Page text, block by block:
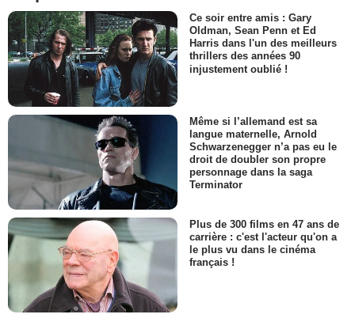
Ce soir entre amis : Gary
Oldman, Sean Penn et Ed
Harris dans l'un des meilleurs
thrillers des années 90
injustement oublié !
Même si l’allemand est sa
langue maternelle, Arnold
Schwarzenegger n’a pas eu le
droit de doubler son propre
personnage dans la saga
Terminator
Plus de 300 films en 47 ans de
carrière : c'est l'acteur qu'on a
le plus vu dans le cinéma
français !